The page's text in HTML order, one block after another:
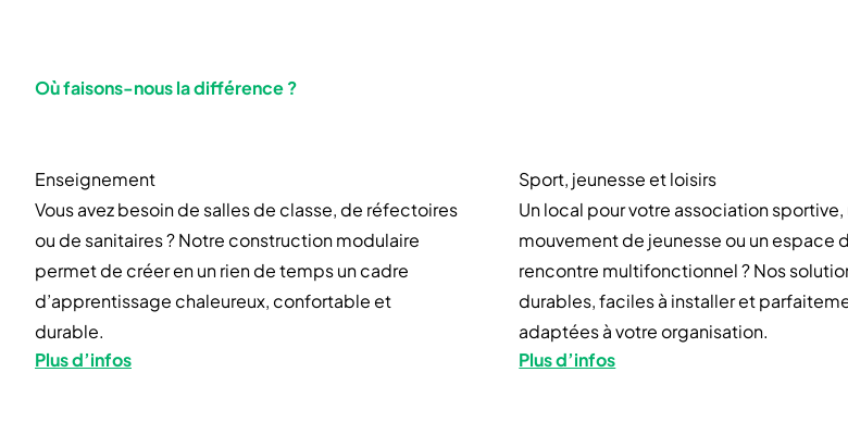
Où faisons-nous la différence ?
Enseignement
Vous avez besoin de salles de classe, de réfectoires
ou de sanitaires ? Notre construction modulaire
permet de créer en un rien de temps un cadre
d’apprentissage chaleureux, confortable et
durable.
Plus d’infos
Sport, jeunesse et loisirs
Un local pour votre association sportive,
mouvement de jeunesse ou un espace
rencontre multifonctionnel ? Nos
durables, faciles à installer et
adaptées à votre organisation.
Plus d’infos